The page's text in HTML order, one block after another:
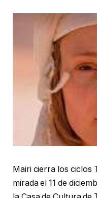
Mairi cierra los ciclos
mirada el 11 de